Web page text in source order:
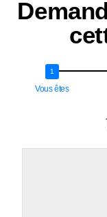
Vous êtes